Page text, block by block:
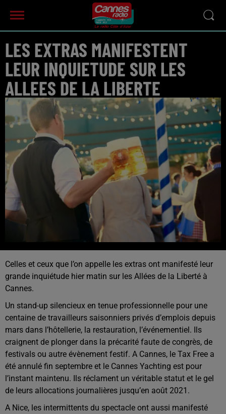
LES EXTRAS MANIFESTENT
LEUR INQUIETUDE SUR LES
ALLEES DE LA LIBERTE
Celles et ceux que l’on appelle les extras ont manifesté leur
grande inquiétude hier matin sur les Allées de la Liberté à
Cannes.
Un stand-up silencieux en tenue professionnelle pour une
centaine de travailleurs saisonniers privés d’emplois depuis
mars dans l’hôtellerie, la restauration, l’événementiel. Ils
craignent de plonger dans la précarité faute de congrès, de
festivals ou autre évènement festif. A Cannes, le Tax Free a
été annulé fin septembre et le Cannes Yachting est pour
l’instant maintenu. Ils réclament un véritable statut et le gel
de leurs allocations journalières jusqu’en août 2021.
A Nice, les intermittents du spectacle ont aussi manifesté